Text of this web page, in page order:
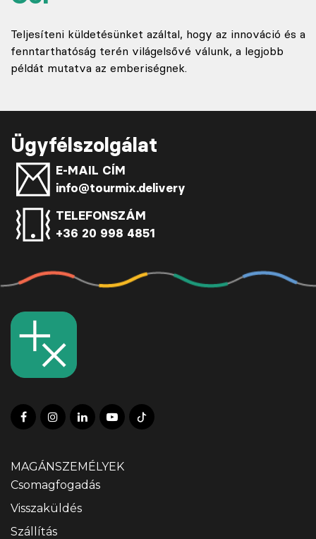
Teljesíteni küldetésünket azáltal, hogy az innováció és a
fenntarthatóság terén világelsővé válunk, a legjobb
példát mutatva az emberiségnek.
Ügyfélszolgálat
E-MAIL CÍM
info@tourmix.delivery
TELEFONSZÁM
+36 20 998 4851
MAGÁNSZEMÉLYEK
Csomagfogadás
Visszaküldés
Szállítás